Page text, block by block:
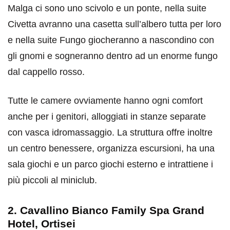
Malga ci sono uno scivolo e un ponte, nella suite
Civetta avranno una casetta sull’albero tutta per loro
e nella suite Fungo giocheranno a nascondino con
gli gnomi e sogneranno dentro ad un enorme fungo
dal cappello rosso.
Tutte le camere ovviamente hanno ogni comfort
anche per i genitori, alloggiati in stanze separate
con vasca idromassaggio. La struttura offre inoltre
un centro benessere, organizza escursioni, ha una
sala giochi e un parco giochi esterno e intrattiene i
più piccoli al miniclub.
2. Cavallino Bianco Family Spa Grand
Hotel, Ortisei